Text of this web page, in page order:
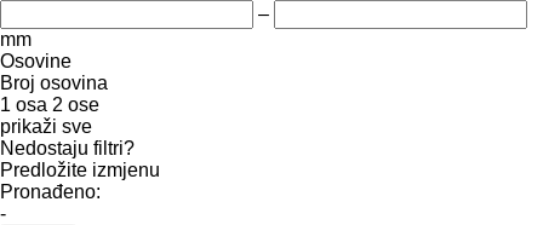
–
mm
Osovine
Broj osovina
1 osa 2 ose
prikaži sve
Nedostaju filtri?
Predložite izmjenu
Pronađeno:
-